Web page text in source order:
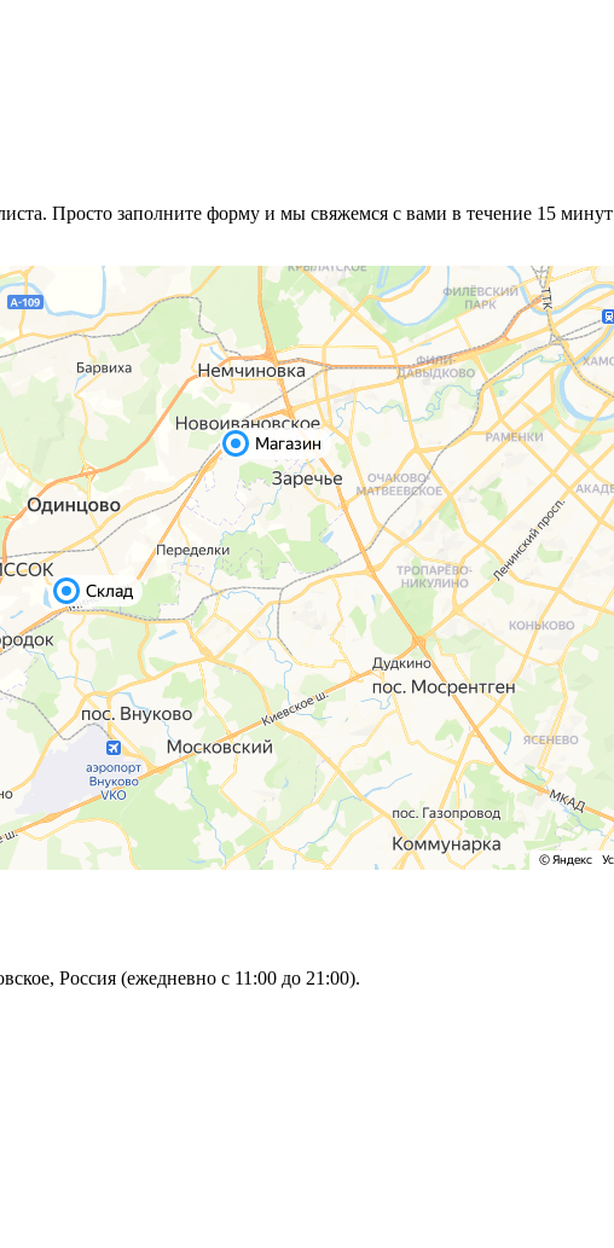
Просто заполните форму и мы свяжемся с вами в течение 15 минут
Россия (ежедневно с 11:00 до 21:00).